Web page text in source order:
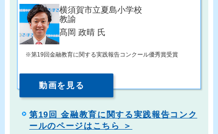
横須賀市立夏島小学校
教諭
髙岡 政晴 氏
第19回金融教育に関する実践報告コンクール優秀賞受賞
動画を見る
第19回 金融教育に関する実践報告コンク
ールのページはこちら ＞